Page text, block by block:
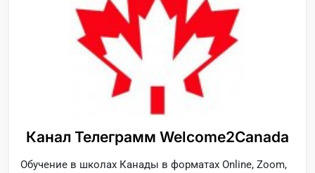
Канал Телеграмм Welcome2Canada
Обучение в школах Канады в форматах Online, Zoom,